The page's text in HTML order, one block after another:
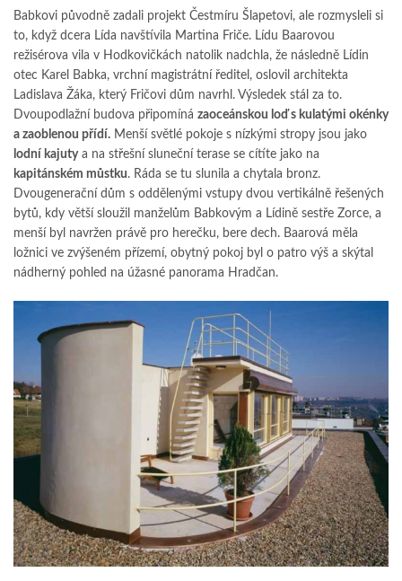
Babkovi původně zadali projekt Čestmíru Šlapetovi, ale rozmysleli si
to, když dcera Lída navštívila Martina Friče. Lídu Baarovou
režisérova vila v Hodkovičkách natolik nadchla, že následně Lídin
otec Karel Babka, vrchní magistrátní ředitel, oslovil architekta
Ladislava Žáka, který Fričovi dům navrhl. Výsledek stál za to.
Dvoupodlažní budova připomíná zaoceánskou loď s kulatými okénky
a zaoblenou přídí. Menší světlé pokoje s nízkými stropy jsou jako
lodní kajutya na střešní sluneční terase se cítíte jako na
kapitánském můstku. Ráda se tu slunila a chytala bronz.
Dvougenerační dům s oddělenými vstupy dvou vertikálně řešených
bytů, kdy větší sloužil manželům Babkovým a Lídině sestře Zorce, a
menší byl navržen právě pro herečku, bere dech. Baarová měla
ložnici ve zvýšeném přízemí, obytný pokoj byl o patro výš a skýtal
nádherný pohled na úžasné panorama Hradčan.